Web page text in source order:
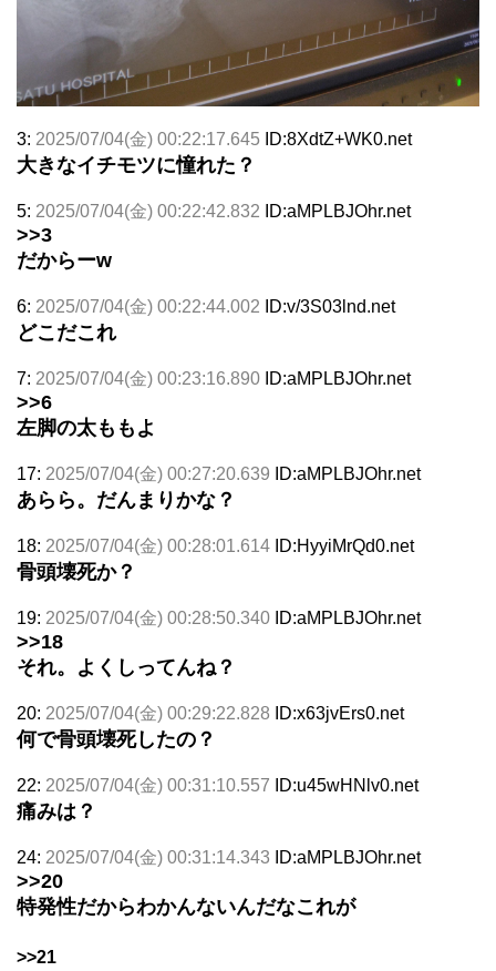
3: 2025/07/04(金) 00:22:17.645 ID:8XdtZ+WK0.net
大きなイチモツに憧れた？
5: 2025/07/04(金) 00:22:42.832 ID:aMPLBJOhr.net
>>3
だからーw
6: 2025/07/04(金) 00:22:44.002 ID:v/3S03lnd.net
どこだこれ
7: 2025/07/04(金) 00:23:16.890 ID:aMPLBJOhr.net
>>6
左脚の太ももよ
17: 2025/07/04(金) 00:27:20.639 ID:aMPLBJOhr.net
あらら。だんまりかな？
18: 2025/07/04(金) 00:28:01.614 ID:HyyiMrQd0.net
骨頭壊死か？
19: 2025/07/04(金) 00:28:50.340 ID:aMPLBJOhr.net
>>18
それ。よくしってんね？
20: 2025/07/04(金) 00:29:22.828 ID:x63jvErs0.net
何で骨頭壊死したの？
22: 2025/07/04(金) 00:31:10.557 ID:u45wHNlv0.net
痛みは？
24: 2025/07/04(金) 00:31:14.343 ID:aMPLBJOhr.net
>>20
特発性だからわかんないんだなこれが
>>21